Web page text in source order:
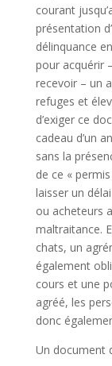
courant
présentation
délinquance
pour acquérir
recevoir – un
refuges et
d’exiger ce
cadeau d’un
sans la
de ce «
laisser un
ou acheteurs
maltraitance.
chats, un
également
cours et une
agréé, les
donc
Un document